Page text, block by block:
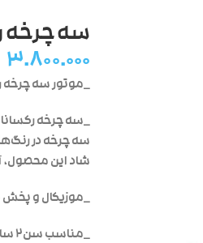
سه چرخه
۳.۸۰۰.۰۰۰
_موتور سه چرخه
_سه چرخه رکسانا
سه چرخه در
شاد این محصول،
_موزیکال و پخش
_مناسب سن‌۲ سال تا ۵ سال